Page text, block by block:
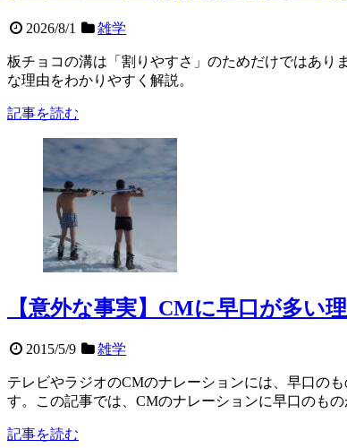
2026/8/1 雑学
板チョコの溝は「割りやすさ」のためだけではあり
な理由をわかりやすく解説。
記事を読む
【意外な事実】CMに早口が多い
2015/5/9 雑学
テレビやラジオのCMのナレーションには、早口の
す。この記事では、CMのナレーションに早口のも
記事を読む